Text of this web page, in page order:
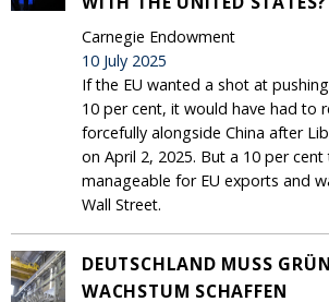
Carnegie Endowment
10 July 2025
If the EU wanted a shot at
10 per cent, it would have had to
forcefully alongside China after
on April 2, 2025. But a 10 per cent
manageable for EU exports and
Wall Street.
DEUTSCHLAND MUSS
WACHSTUM SCHAFFEN